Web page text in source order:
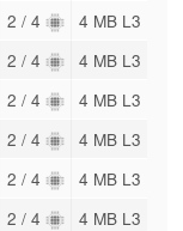
2 / 4 4 MB L3
2 / 4 4 MB L3
2 / 4 4 MB L3
2 / 4 4 MB L3
2 / 4 4 MB L3
2 / 4 4 MB L3